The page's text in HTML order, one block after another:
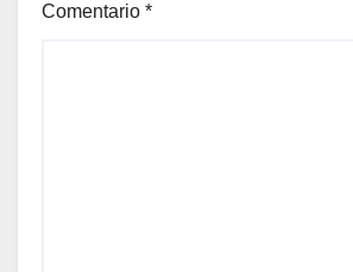
Comentario *